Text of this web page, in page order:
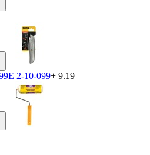
2-10-099+ 9.19